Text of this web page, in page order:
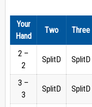
Your
Hand
Two Three
2 –
2
SplitD SplitD
3 –
3
SplitD SplitD